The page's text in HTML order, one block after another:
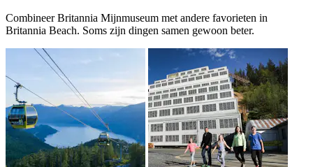
Combineer Britannia Mijnmuseum met andere favorieten in
Britannia Beach. Soms zijn dingen samen gewoon beter.